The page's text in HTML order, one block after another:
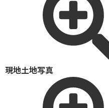
現地土地写真